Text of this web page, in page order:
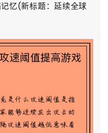
忆(新标题：延续全球